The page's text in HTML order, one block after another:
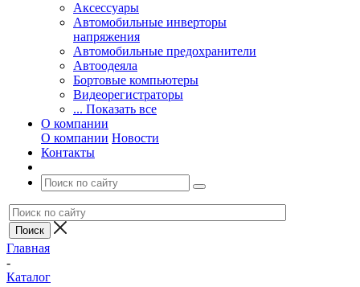
Аксессуары
Автомобильные инверторы
напряжения
Автомобильные предохранители
Автоодеяла
Бортовые компьютеры
Видеорегистраторы
... Показать все
О компании
О компании Новости
Контакты
Главная
-
Каталог